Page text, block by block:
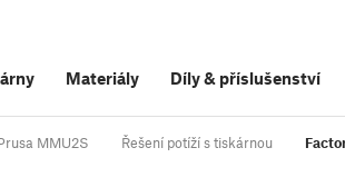
Materiály Díly& příslušenství
MMU2S Řešení potíží s tiskárnou